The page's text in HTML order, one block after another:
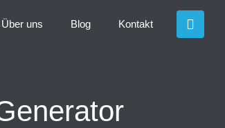
Über uns Blog Kontakt